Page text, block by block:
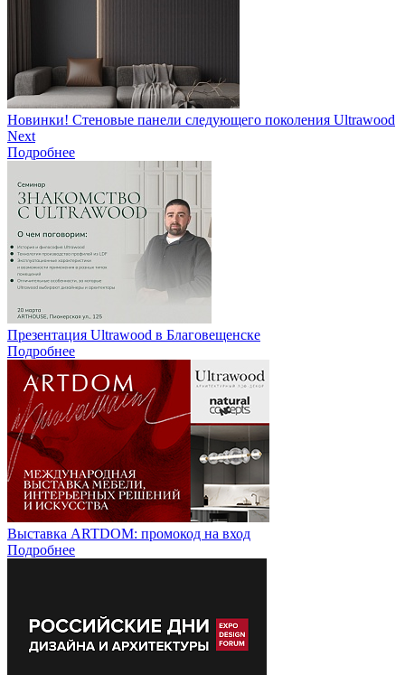
Новинки! Стеновые панели следующего поколения Ultrawood
Next
Подробнее
Презентация Ultrawood в Благовещенске
Подробнее
Выставка ARTDOM: промокод на вход
Подробнее